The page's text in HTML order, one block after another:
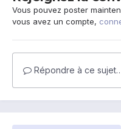
Vous pouvez poster
vous avez un compte,
Répondre à ce